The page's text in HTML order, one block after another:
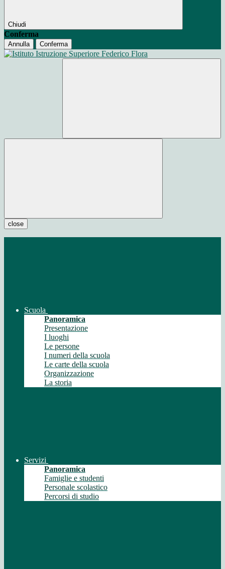
Chiudi
Conferma
Annulla Conferma
close
Scuola
Panoramica
Presentazione
I luoghi
Le persone
I numeri della scuola
Le carte della scuola
Organizzazione
La storia
Servizi
Panoramica
Famiglie e studenti
Personale scolastico
Percorsi di studio